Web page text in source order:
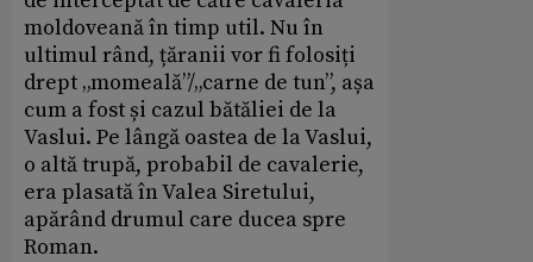
moldoveană în timp util. Nu în
ultimul rând, țăranii vor fi folosiți
drept „momeală”/„carne de tun”, așa
cum a fost și cazul bătăliei de la
Vaslui. Pe lângă oastea de la Vaslui,
o altă trupă, probabil de cavalerie,
era plasată în Valea Siretului,
apărând drumul care ducea spre
Roman.